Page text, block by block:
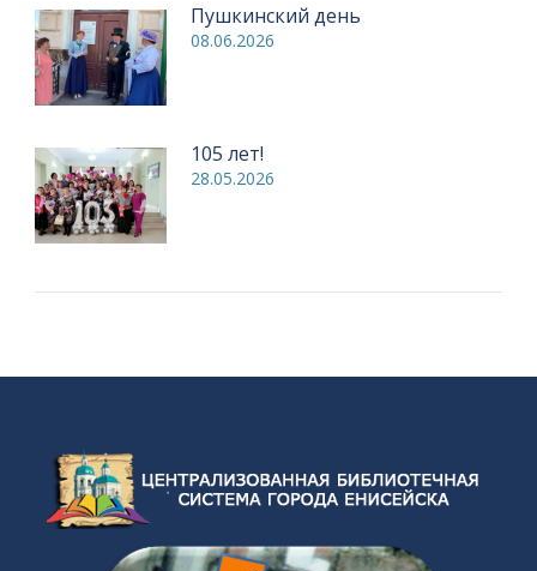
Пушкинский день
08.06.2026
105 лет!
28.05.2026